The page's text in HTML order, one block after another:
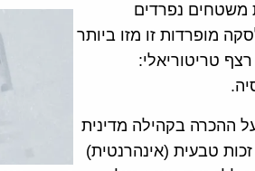
משטחים נפרדים
מופרדות זו מזו ביותר
של מדינות ללא רצף טריטוריאלי:
ההכרה בקהילה מדינית
טבעית (אינהרנטית)